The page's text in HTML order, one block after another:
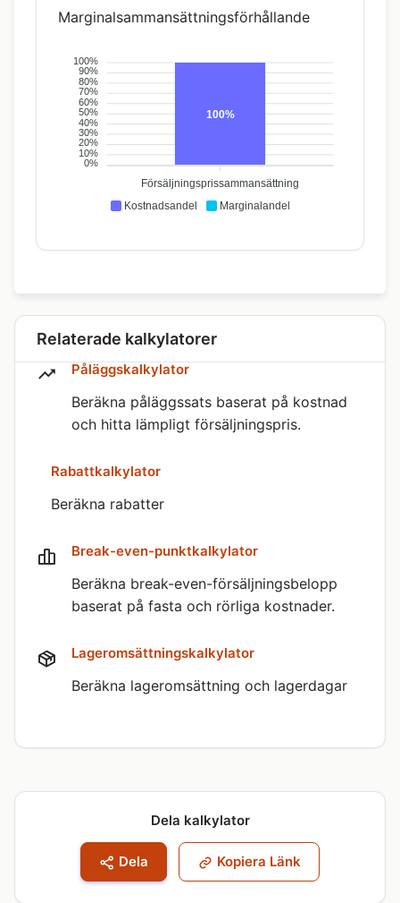
Marginalsammansättningsförhållande
Kostnadsandel Marginalandel
Försäljningsprissammansättning
100%
100%
90%
80%
70%
60%
50%
40%
30%
20%
10%
0%
Relaterade kalkylatorer
Påläggskalkylator
Beräkna påläggssats baserat på kostnad
och hitta lämpligt försäljningspris.
Rabattkalkylator
Beräkna rabatter
Break-even-punktkalkylator
Beräkna break-even-försäljningsbelopp
baserat på fasta och rörliga kostnader.
Lageromsättnings­kalkylator
Beräkna lageromsättning och lagerdagar
Dela kalkylator
Dela Kopiera Länk